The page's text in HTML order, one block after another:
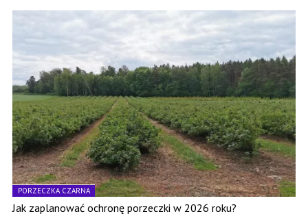
PORZECZKA CZARNA
Jak zaplanować ochronę porzeczki w 2026 roku?